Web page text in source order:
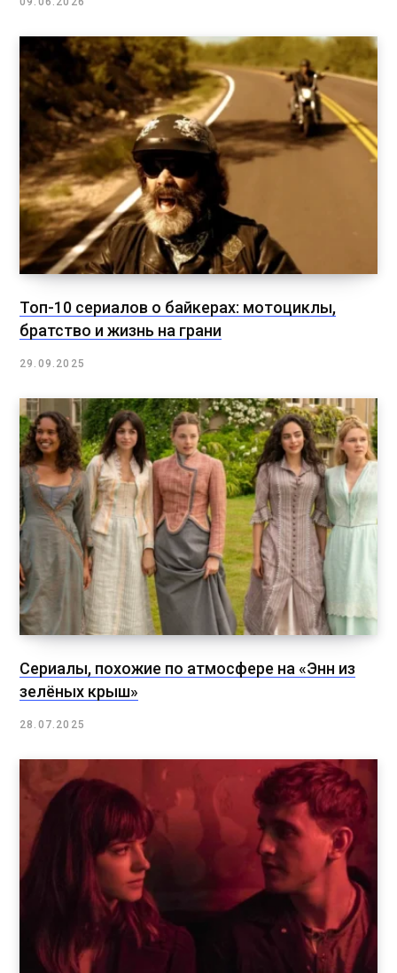
Топ-10 сериалов о байкерах: мотоциклы,
братство и жизнь на грани
29.09.2025
Сериалы, похожие по атмосфере на «Энн из
зелёных крыш»
28.07.2025